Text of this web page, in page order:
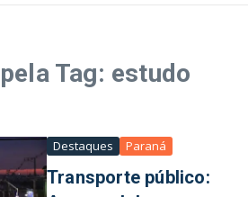
Tag: estudo
Destaques Paraná
Transporte público: